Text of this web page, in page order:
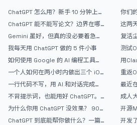
ChatGPT 怎么用？新手 10 分钟上手
ChatGPT 能不能写论文？边界在哪
Gemini 虽好，但真的没必要着急放
弃 ChatGPT
我每天用 ChatGPT 做的 5 件小事
如何使用 Google 的 AI 编程工具
AntiGravity：独立开发者的新时代
武器
一个人如何在两小时内做出三个 iOS
APP？｜AntiGravity + Gemini 3 实
战完整记录
一行代码不写，用 AI 和对话完成一
个完整网站：《图书天堂》实战记录
不背提示词，也能用好 ChatGPT。
一个万能提问模板
为什么你用 ChatGPT 没效果？ 90%
的人第一步就问错了
ChatGPT 到底能帮你做什么？一篇
你们
戒断
这两
论坛
复活
测试
用
的爽
重返
最近
效果
成人
考软
谢谢！
开源
开发